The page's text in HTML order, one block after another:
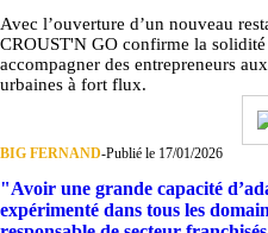
Avec l’ouverture d’un nouveau
CROUST'N GO confirme la solidité
accompagner des entrepreneurs
urbaines à fort flux.
BIG FERNAND-Publié le 17/01/2026
"Avoir une grande capacité
expérimenté dans tous les